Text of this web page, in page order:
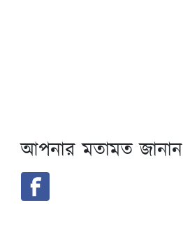
আপনার মতামত জানান